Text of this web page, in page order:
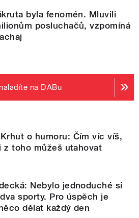
byla fenomén. Mluvili
posluchačů, vzpomíná
na DABu
o humoru: Čím víc víš,
z toho můžeš utahovat
Nebylo jednoduché si
sporty. Pro úspěch je
dělat každý den